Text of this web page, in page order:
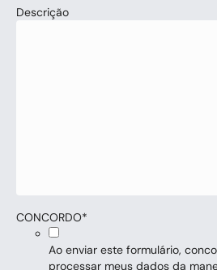
Descrição
CONCORDO*
Ao enviar este formulário,
processar meus dados da